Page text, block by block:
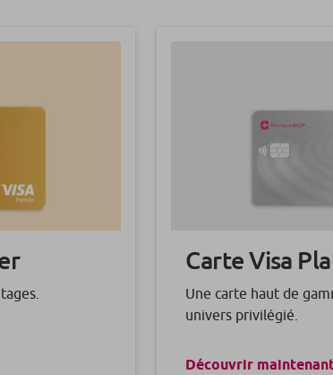
Carte Visa
Une carte haut de
univers privilégié.
Découvrir